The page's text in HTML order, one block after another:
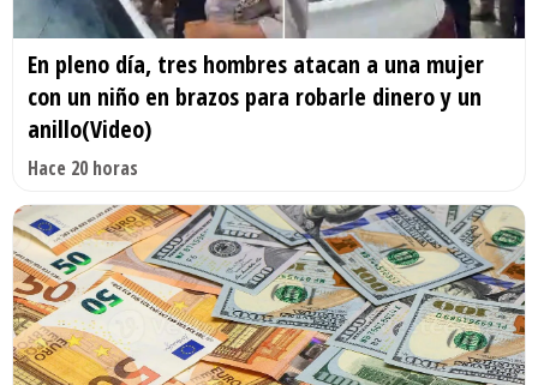
En pleno día, tres hombres atacan a una mujer
con un niño en brazos para robarle dinero y un
anillo(Video)
Hace 20 horas